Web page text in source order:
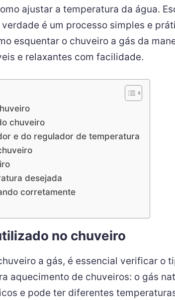
ajustar a temperatura da água.
é um processo simples e
esquentar o chuveiro a gás da
e relaxantes com facilidade.
chuveiro
e do regulador de temperatura
desejada
corretamente
no chuveiro
a gás, é essencial verificar o
aquecimento de chuveiros: o gás
e pode ter diferentes